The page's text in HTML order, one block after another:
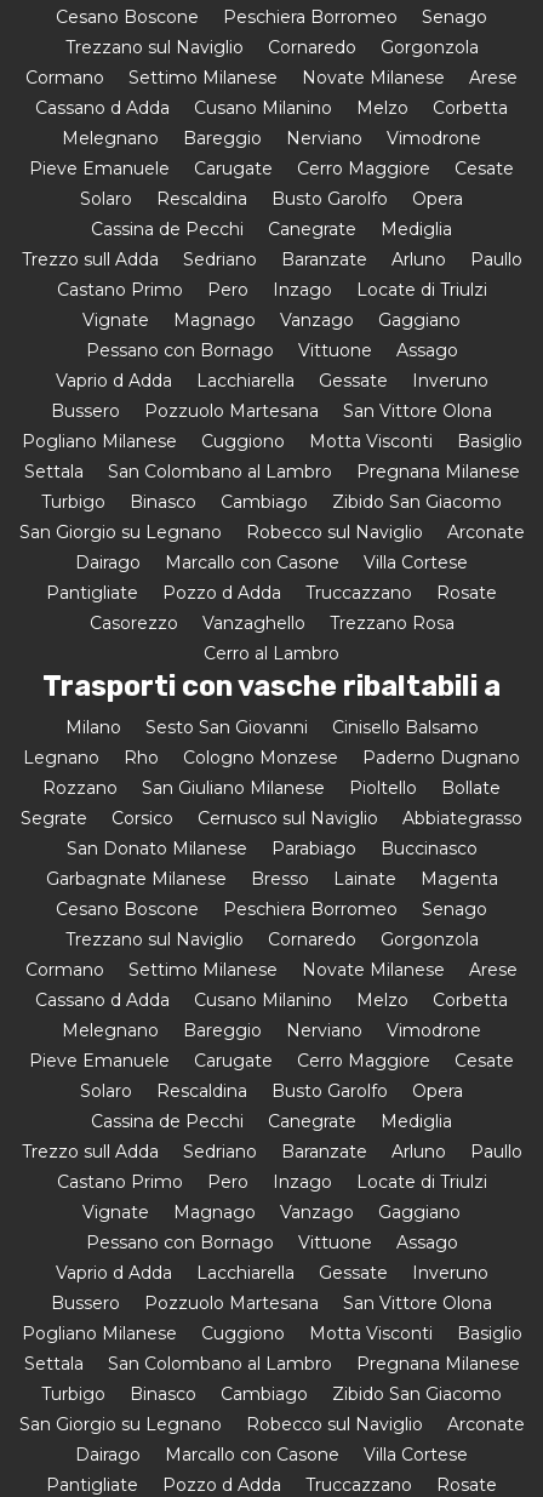
Cesano Boscone
Peschiera Borromeo
Senago
Trezzano sul Naviglio
Cornaredo
Gorgonzola
Cormano
Settimo Milanese Novate Milanese
Arese
Cassano d Adda
Cusano Milanino Melzo
Corbetta
Melegnano
Bareggio Nerviano
Vimodrone
Pieve Emanuele
Carugate Cerro Maggiore
Cesate
Solaro
Rescaldina Busto Garolfo
Opera
Cassina de Pecchi
Canegrate
Mediglia
Trezzo sull Adda
Sedriano Baranzate Arluno
Paullo
Castano Primo
Pero Inzago
Locate di Triulzi
Vignate
Magnago Vanzago
Gaggiano
Pessano con Bornago
Vittuone
Assago
Vaprio d Adda
Lacchiarella Gessate
Inveruno
Bussero
Pozzuolo Martesana
San Vittore Olona
Pogliano Milanese
Cuggiono Motta Visconti
Basiglio
Settala
San Colombano al Lambro
Pregnana Milanese
Turbigo
Binasco Cambiago
Zibido San Giacomo
San Giorgio su Legnano
Robecco sul Naviglio
Arconate
Dairago
Marcallo con Casone
Villa Cortese
Pantigliate
Pozzo d Adda Truccazzano
Rosate
Casorezzo
Vanzaghello
Trezzano Rosa
Cerro al Lambro
Trasporti con vasche ribaltabili a
Milano Sesto San Giovanni
Cinisello Balsamo
Legnano
Rho Cologno Monzese
Paderno Dugnano
Rozzano
San Giuliano Milanese Pioltello
Bollate
Segrate
Corsico Cernusco sul Naviglio
Abbiategrasso
San Donato Milanese
Parabiago
Buccinasco
Garbagnate Milanese
Bresso Lainate
Magenta
Cesano Boscone
Peschiera Borromeo
Senago
Trezzano sul Naviglio
Cornaredo
Gorgonzola
Cormano
Settimo Milanese Novate Milanese
Arese
Cassano d Adda
Cusano Milanino Melzo
Corbetta
Melegnano
Bareggio Nerviano
Vimodrone
Pieve Emanuele
Carugate Cerro Maggiore
Cesate
Solaro
Rescaldina Busto Garolfo
Opera
Cassina de Pecchi
Canegrate
Mediglia
Trezzo sull Adda
Sedriano Baranzate Arluno
Paullo
Castano Primo
Pero Inzago
Locate di Triulzi
Vignate
Magnago Vanzago
Gaggiano
Pessano con Bornago
Vittuone
Assago
Vaprio d Adda
Lacchiarella Gessate
Inveruno
Bussero
Pozzuolo Martesana
San Vittore Olona
Pogliano Milanese
Cuggiono Motta Visconti
Basiglio
Settala
San Colombano al Lambro
Pregnana Milanese
Turbigo
Binasco Cambiago
Zibido San Giacomo
San Giorgio su Legnano
Robecco sul Naviglio
Arconate
Dairago
Marcallo con Casone
Villa Cortese
Pantigliate
Pozzo d Adda Truccazzano
Rosate